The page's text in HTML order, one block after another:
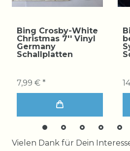
Bing Crosby-White
Christmas 7'' Vinyl
Germany
Schallplatten
7,99 € *
Vielen Dank für Dein